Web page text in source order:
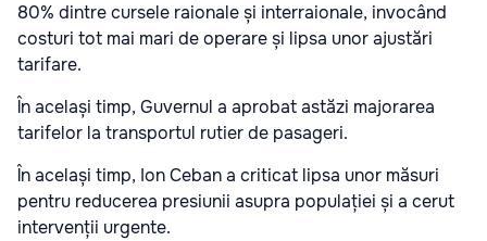
80% dintre cursele raionale și interraionale, invocând
costuri tot mai mari de operare și lipsa unor ajustări
tarifare.
În același timp, Guvernul a aprobat astăzi majorarea
tarifelor la transportul rutier de pasageri.
În același timp, Ion Ceban a criticat lipsa unor măsuri
pentru reducerea presiunii asupra populației și a cerut
intervenții urgente.